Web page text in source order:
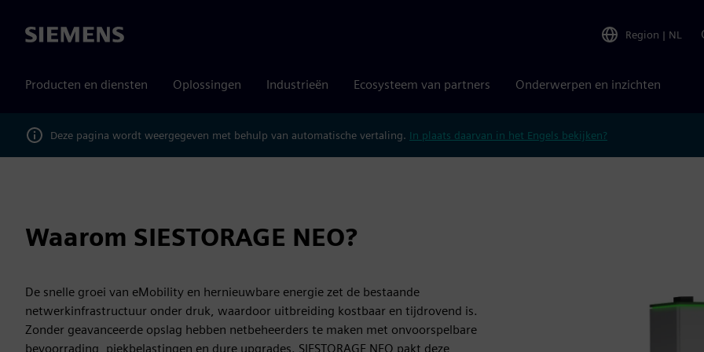
Siemens Region | NL
Producten en diensten Oplossingen Industrieën Ecosysteem van partners Onderwerpen en inzichten
Deze pagina wordt weergegeven met behulp van automatische vertaling. In plaats daarvan in het Engels bekijken?
Waarom SIESTORAGE NEO?
De snelle groei van eMobility en hernieuwbare energie zet de bestaande
netwerkinfrastructuur onder druk, waardoor uitbreiding kostbaar en tijdrovend is.
Zonder geavanceerde opslag hebben netbeheerders te maken met onvoorspelbare
bevoorrading, piekbelastingen en dure upgrades. SIESTORAGE NEO pakt deze